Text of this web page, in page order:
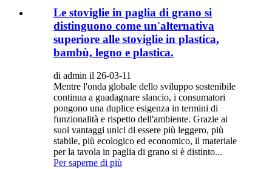
Le stoviglie in paglia di grano si
distinguono come un'alternativa
superiore alle stoviglie in plastica,
bambù, legno e plastica.
di admin il 26-03-11
Mentre l'onda globale dello sviluppo sostenibile
continua a guadagnare slancio, i consumatori
pongono una duplice esigenza in termini di
funzionalità e rispetto dell'ambiente. Grazie ai
suoi vantaggi unici di essere più leggero, più
stabile, più ecologico ed economico, il materiale
per la tavola in paglia di grano si è distinto...
Per saperne di più